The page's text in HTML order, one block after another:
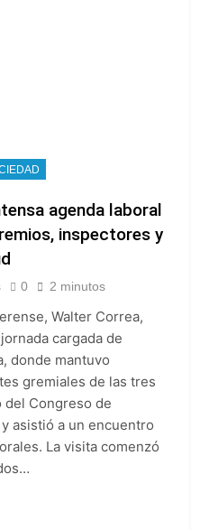
agenda laboral
inspectores y
0 2 minutos
Walter Correa,
cargada de
donde mantuvo
gremiales de las tres
Congreso de
asistió a un encuentro
La visita comenzó